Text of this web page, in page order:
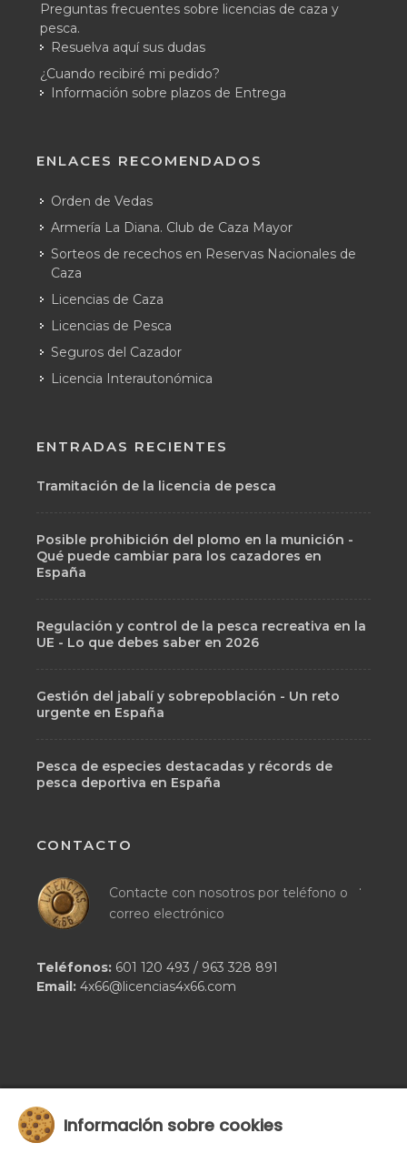
Preguntas frecuentes sobre licencias de caza y
pesca.
Resuelva aquí sus dudas
¿Cuando recibiré mi pedido?
Información sobre plazos de Entrega
ENLACES RECOMENDADOS
Orden de Vedas
Armería La Diana. Club de Caza Mayor
Sorteos de recechos en Reservas Nacionales de
Caza
Licencias de Caza
Licencias de Pesca
Seguros del Cazador
Licencia Interautonómica
ENTRADAS RECIENTES
Tramitación de la licencia de pesca
Posible prohibición del plomo en la munición -
Qué puede cambiar para los cazadores en
España
Regulación y control de la pesca recreativa en la
UE - Lo que debes saber en 2026
Gestión del jabalí y sobrepoblación - Un reto
urgente en España
Pesca de especies destacadas y récords de
pesca deportiva en España
CONTACTO
Contacte con nosotros por teléfono o
correo electrónico
.
Teléfonos: 601 120 493 / 963 328 891
Email: 4x66@licencias4x66.com
Información sobre cookies